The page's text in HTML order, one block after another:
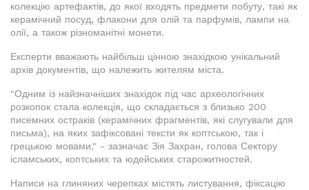
колекцію артефактів, до якої входять предмети побуту, такі як
керамічний посуд, флакони для олій та парфумів, лампи на
олії, а також різноманітні монети.
Експерти вважають найбільш цінною знахідкою унікальний
архів документів, що належить жителям міста.
"Одним із найзначніших знахідок під час археологічних
розкопок стала колекція, що складається з близько 200
писемних остраків (керамічних фрагментів, які слугували для
письма), на яких зафіксовані тексти як коптською, так і
грецькою мовами," - зазначає Зія Захран, голова Сектору
ісламських, коптських та юдейських старожитностей.
Написи на глиняних черепках містять листування, фіксацію